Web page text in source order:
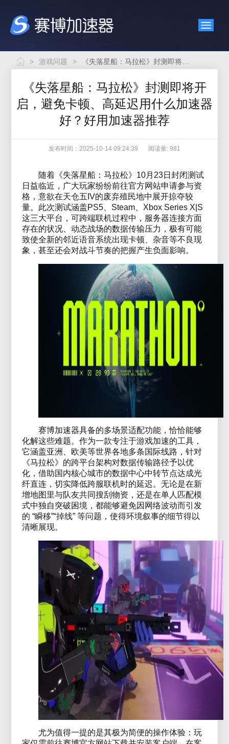
> 游戏问题 >
《失落星船：马拉松》封测即将开
启，避免卡顿、高延迟用什么加速器
好？好用加速器推荐
发布时间：2025-10-14 09:24:39 阅读量: 981
随着《失落星船：马拉松》10月23日封闭测试
日益临近，广大玩家纷纷前往官方网站申请参与资
格，意欲在天仓五IV的废弃殖民地中展开掠夺较
量。此次测试涵盖PS5、Steam、Xbox Series X|S
这三大平台，可跨端联机过程中，服务器连接方面
存在的状况、动态战场的数据传输压力，极有可能
致使全新的邻近语音系统出现卡顿、杂音等不良现
象，甚至还会对战斗节奏的把握产生负面影响。
赛博加速器具备的多场景适配功能，恰恰能够
化解这些难题。作为一款专注于游戏加速的工具，
它涵盖亚洲、欧美等世界各地多条国际线路，针对
《马拉松》的跨平台架构对数据传输路径予以优
化，借助国内核心城市的数据中心中转节点达成光
纤直连，切实降低跨服联机时的延迟。无论是在新
增地图里与队友共同搜刮物资，还是在单人匹配模
式中独自突破困境，都能够避免因网络波动而引发
的 “瞬移”“掉线” 等问题，使得环境叙事的细节得以
清晰展现。
尤为值得一提的是其极为简便的操作体验：玩